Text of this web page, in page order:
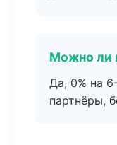
Можно ли
Да, 0% на
партнёры,